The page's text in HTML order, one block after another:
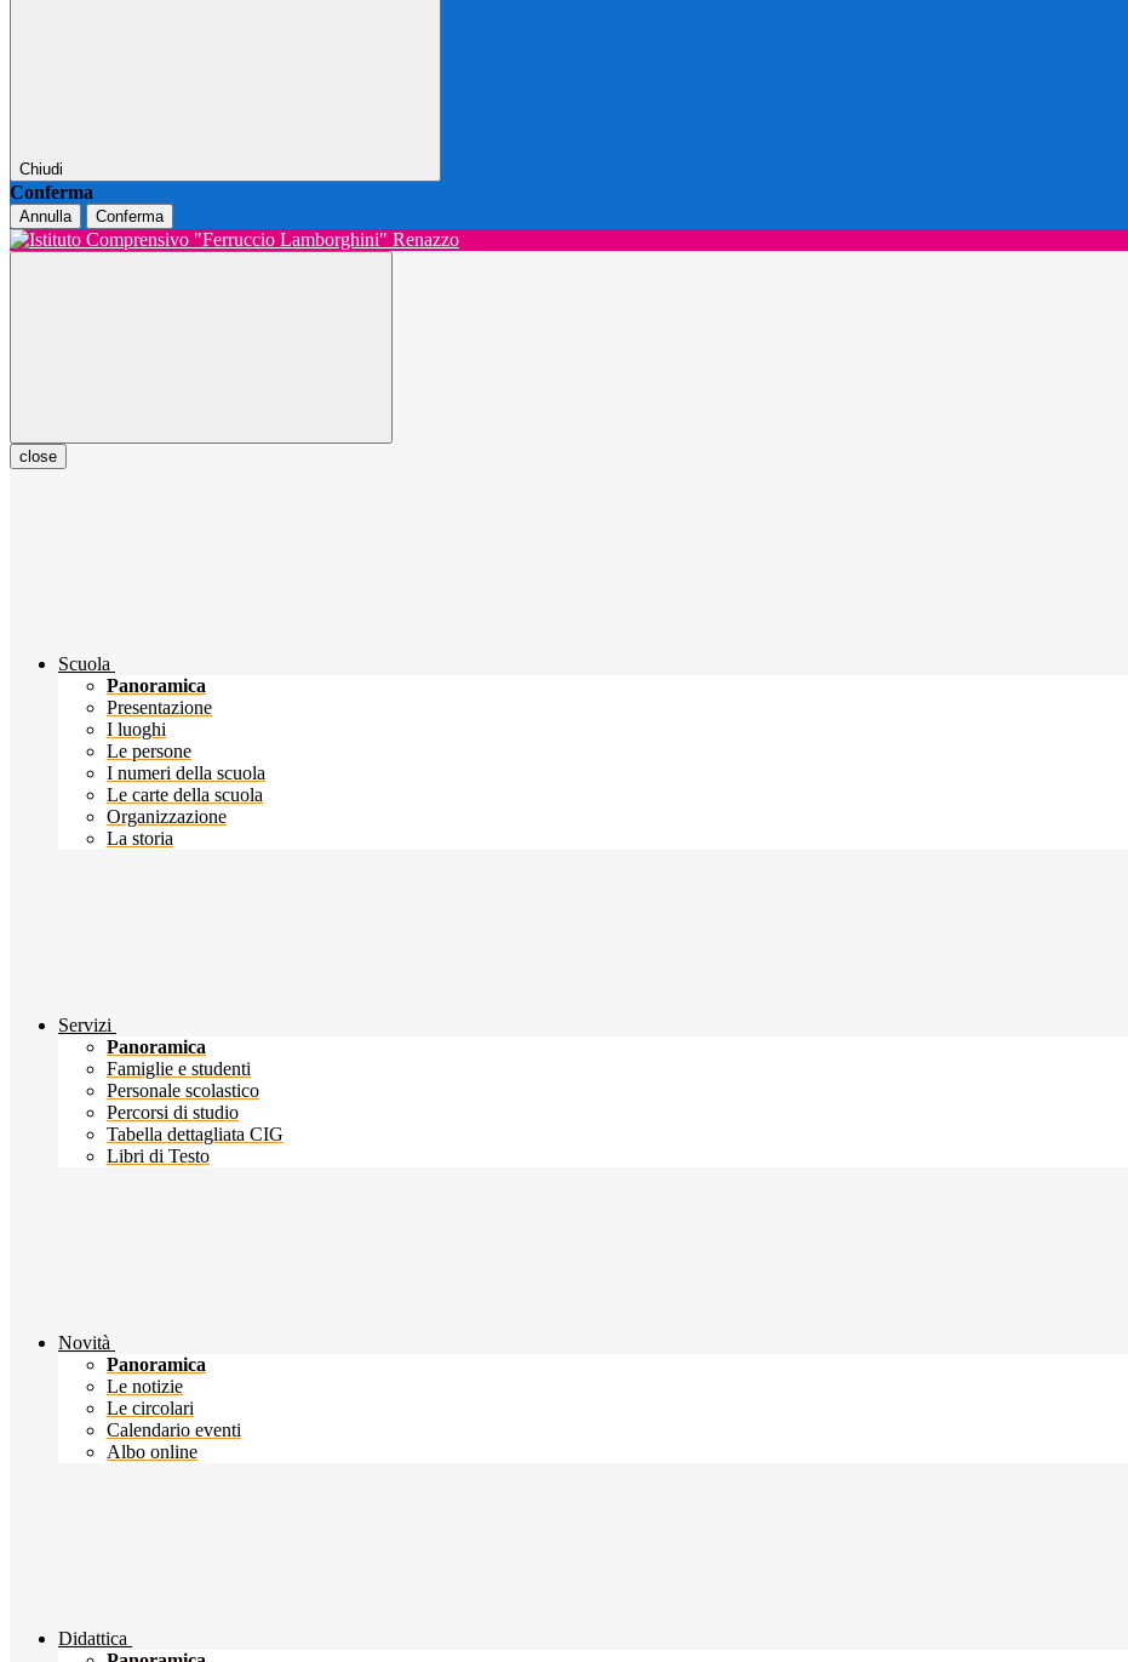
Chiudi
Conferma
Annulla Conferma
close
Scuola
Panoramica
Presentazione
I luoghi
Le persone
I numeri della scuola
Le carte della scuola
Organizzazione
La storia
Servizi
Panoramica
Famiglie e studenti
Personale scolastico
Percorsi di studio
Tabella dettagliata CIG
Libri di Testo
Novità
Panoramica
Le notizie
Le circolari
Calendario eventi
Albo online
Didattica